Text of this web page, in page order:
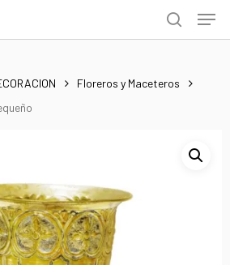
search
Menu
Floreros y Maceteros